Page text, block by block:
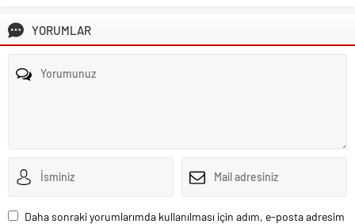
YORUMLAR
Daha sonraki yorumlarımda kullanılması için adım, e-posta adresim